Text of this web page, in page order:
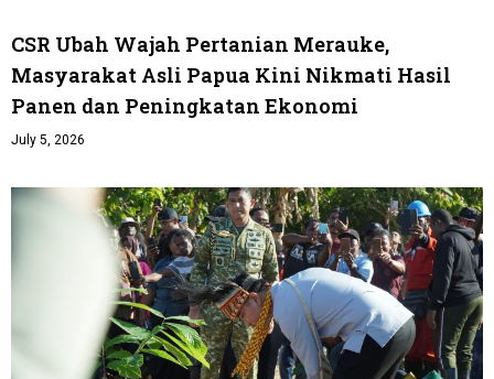
CSR Ubah Wajah Pertanian Merauke,
Masyarakat Asli Papua Kini Nikmati Hasil
Panen dan Peningkatan Ekonomi
July 5, 2026